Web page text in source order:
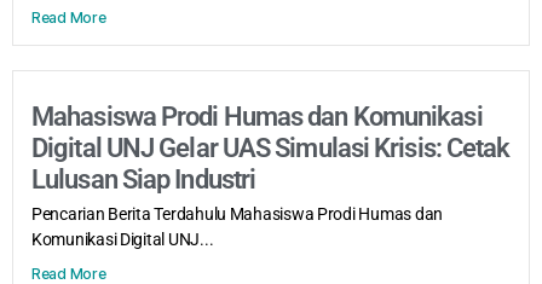
Read More
Mahasiswa Prodi Humas dan Komunikasi
Digital UNJ Gelar UAS Simulasi Krisis: Cetak
Lulusan Siap Industri
Pencarian Berita Terdahulu Mahasiswa Prodi Humas dan
Komunikasi Digital UNJ...
Read More